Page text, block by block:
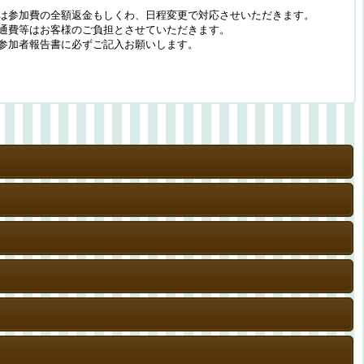
加費の全額返金もしくわ、日程変更で対応させいただきます。
等はお客様のご負担とさせていただきます。
者報告書に必ずご記入お願いします。